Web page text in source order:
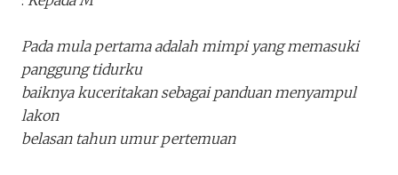
Pada mula pertama adalah mimpi yang memasuki
panggung tidurku
baiknya kuceritakan sebagai panduan menyampul
lakon
belasan tahun umur pertemuan